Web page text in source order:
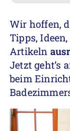
Wir hoffen,
Tipps,
Artikeln
Jetzt geht’s
beim